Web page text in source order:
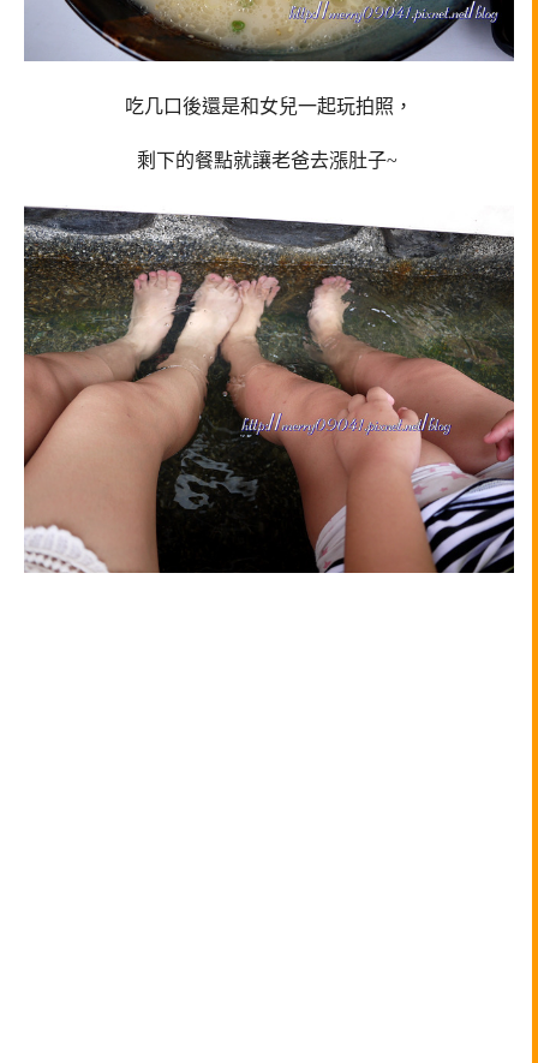
吃几口後還是和女兒一起玩拍照，
剩下的餐點就讓老爸去漲肚子~